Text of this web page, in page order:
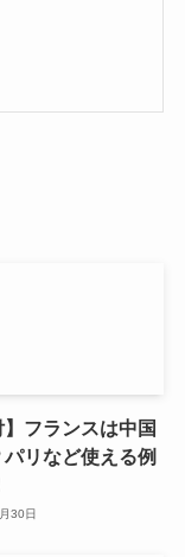
】フランスは中国
リなど使える例
30日